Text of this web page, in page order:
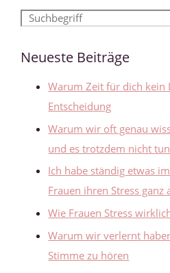
Neueste Beiträge
Warum Zeit für dich kein
Entscheidung
Warum wir oft genau
und es trotzdem nicht tun
Ich habe ständig etwas
Frauen ihren Stress ganz
Wie Frauen Stress
Warum wir verlernt
Stimme zu hören